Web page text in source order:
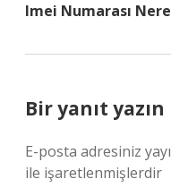
Imei Numarası
Bir yanıt yazın
E-posta adresiniz
ile işaretlenmişlerdir